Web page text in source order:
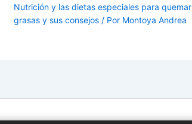
Nutrición y las dietas especiales para quemar
grasas y sus consejos/ Por Montoya Andrea